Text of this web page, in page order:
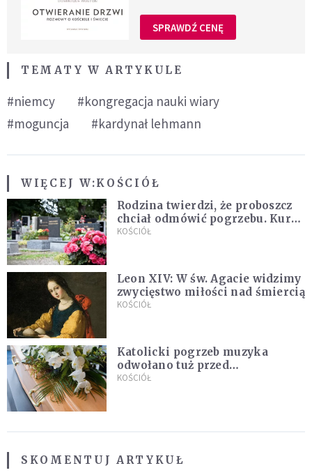
SPRAWDŹ CENĘ
TEMATY W ARTYKULE
#niemcy
#kongregacja nauki wiary
#moguncja
#kardynał lehmann
WIĘCEJ W:KOŚCIÓŁ
Rodzina twierdzi, że proboszcz
chciał odmówić pogrzebu. Kuria
zapowiada wyjaśnienia
KOŚCIÓŁ
Leon XIV: W św. Agacie widzimy
zwycięstwo miłości nad śmiercią
KOŚCIÓŁ
Katolicki pogrzeb muzyka
odwołano tuż przed
uroczystością. Powodem była
KOŚCIÓŁ
SKOMENTUJ ARTYKUŁ